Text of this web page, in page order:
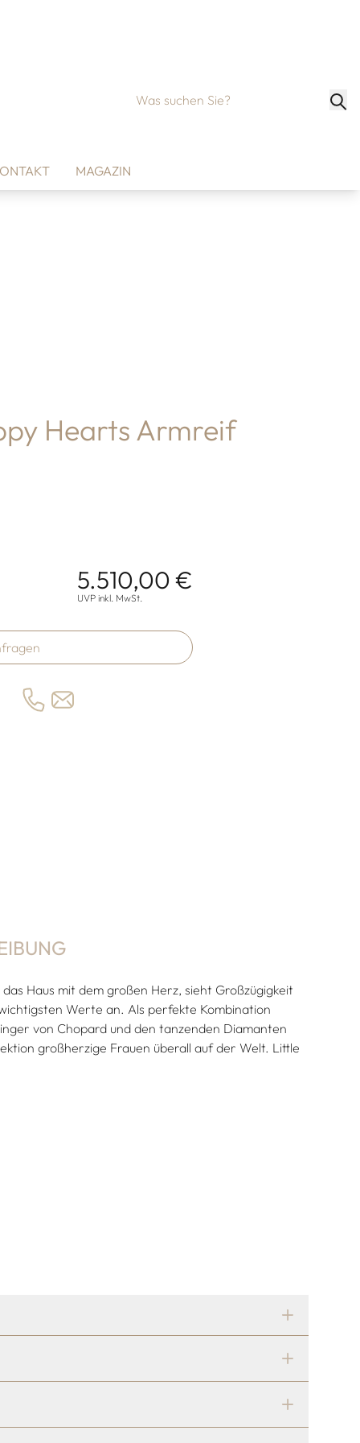
MAGAZIN
Hearts Armreif
5.510,00 €
UVP inkl. MwSt.
Haus mit dem großen Herz, sieht Großzügigkeit
Werte an. Als perfekte Kombination
von Chopard und den tanzenden Diamanten
großherzige Frauen überall auf der Welt. Little